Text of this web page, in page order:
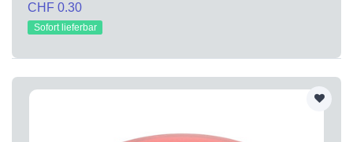
CHF 0.30
Sofort lieferbar